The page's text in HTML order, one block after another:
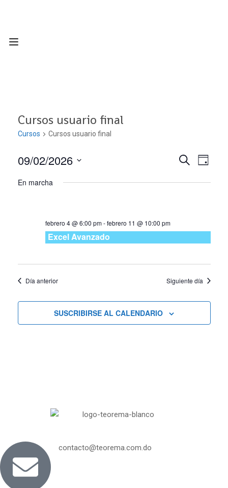
Cursos usuario final
Cursos Cursos usuario final
de
y
vistas
de
BUSCAR
de
DÍA
09/02/2026
fecha.
En marcha
febrero 4 @ 6:00 pm-febrero 11 @ 10:00 pm
Excel Avanzado
Día anterior Siguiente día
SUSCRIBIRSE AL CALENDARIO
contacto@teorema.com.do